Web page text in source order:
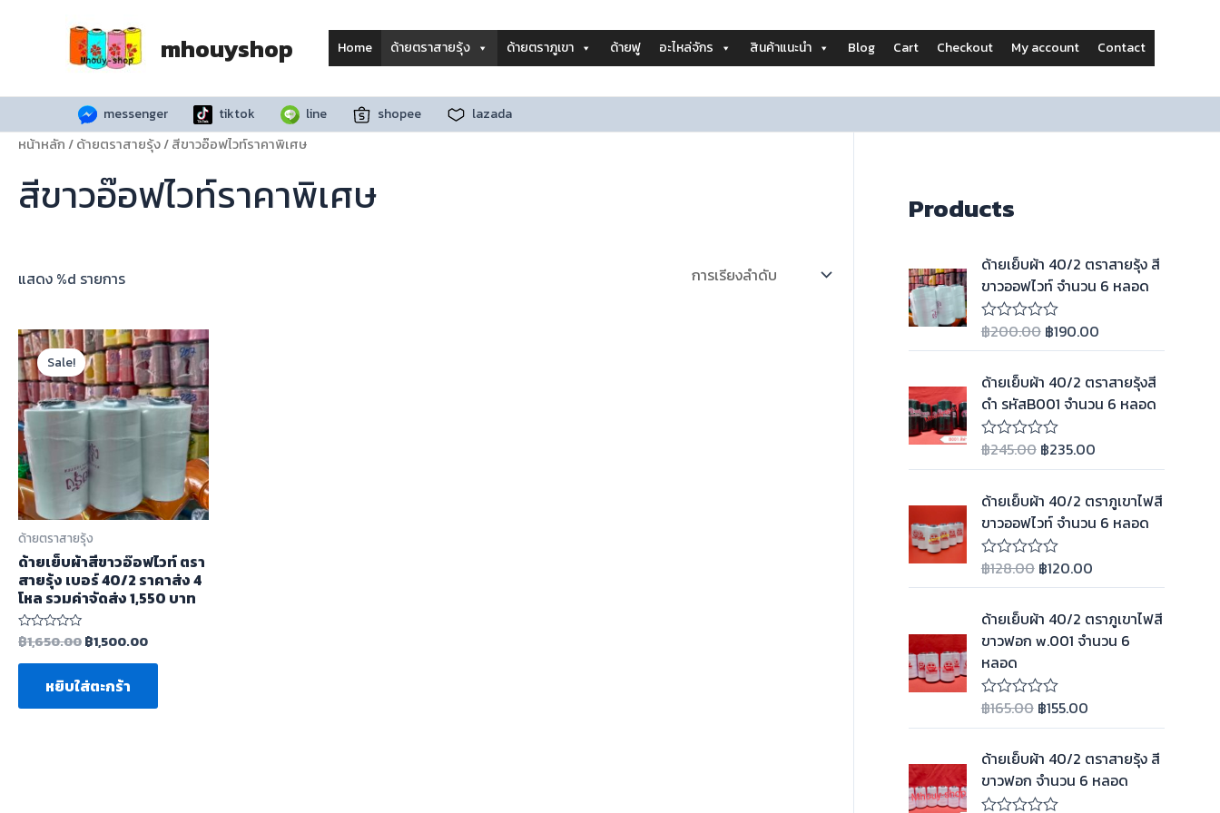
mhouyshop Home ด้ายตราสายรุ้ง ด้ายตราภูเขา ด้ายฟู อะไหล่จักร สินค้าแนะนำ Blog Cart Checkout My account Contact
messenger tiktok line shopee lazada
หน้าหลัก/ด้ายตราสายรุ้ง/ สีขาวอ๊อฟไวท์ราคาพิเศษ
สีขาวอ๊อฟไวท์ราคาพิเศษ
แสดง %d รายการ
Sale!
ด้ายตราสายรุ้ง
ด้ายเย็บผ้าสีขาวอ๊อฟไวท์ ตรา
สายรุ้ง เบอร์ 40/2 ราคาส่ง 4
โหล รวมค่าจัดส่ง 1,550 บาท
ให้
คะแนน
0
คะแนน
฿1,650.00฿1,500.00
หยิบใส่ตะกร้า
Products
ด้ายเย็บผ้า 40/2 ตราสายรุ้ง สี
ขาวออฟไวท์ จำนวน 6 หลอด
ใ
ะ
แ
น
น
0
ตั้
1
-
ค
ะ
แ
น
฿200.00 ฿190.00
ด้ายเย็บผ้า 40/2 ตราสายรุ้งสี
ดำ รหัสB001 จำนวน 6 หลอด
ใ
ะ
แ
น
น
0
ตั้
ง
1
-
ค
ะ
แ
น
น
฿245.00 ฿235.00
ด้ายเย็บผ้า 40/2 ตราภูเขาไฟสี
ขาวออฟไวท์ จำนวน 6 หลอด
ใ
ะ
แ
น
0
ตั้
แ
ต่
-
ค
ะ
฿128.00 ฿120.00
ด้ายเย็บผ้า 40/2 ตราภูเขาไฟสี
ขาวฟอก w.001 จำนวน 6
หลอด
ใ
ะ
แ
น
น
0
฿165.00 ฿155.00
ด้ายเย็บผ้า 40/2 ตราสายรุ้ง สี
ขาวฟอก จำนวน 6 หลอด